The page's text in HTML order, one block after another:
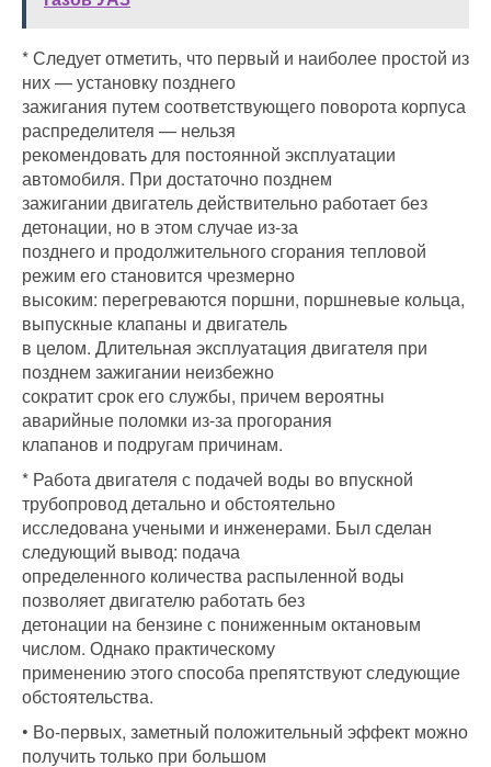
* Следует отметить, что первый и наиболее простой из
них — установку позднего
зажигания путем соответствующего поворота корпуса
распределителя — нельзя
рекомендовать для постоянной эксплуатации
автомобиля. При достаточно позднем
зажигании двигатель действительно работает без
детонации, но в этом случае из-за
позднего и продолжительного сгорания тепловой
режим его становится чрезмерно
высоким: перегреваются поршни, поршневые кольца,
выпускные клапаны и двигатель
в целом. Длительная эксплуатация двигателя при
позднем зажигании неизбежно
сократит срок его службы, причем вероятны
аварийные поломки из-за прогорания
клапанов и подругам причинам.
* Работа двигателя с подачей воды во впускной
трубопровод детально и обстоятельно
исследована учеными и инженерами. Был сделан
следующий вывод: подача
определенного количества распыленной воды
позволяет двигателю работать без
детонации на бензине с пониженным октановым
числом. Однако практическому
применению этого способа препятствуют следующие
обстоятельства.
• Во-первых, заметный положительный эффект можно
получить только при большом